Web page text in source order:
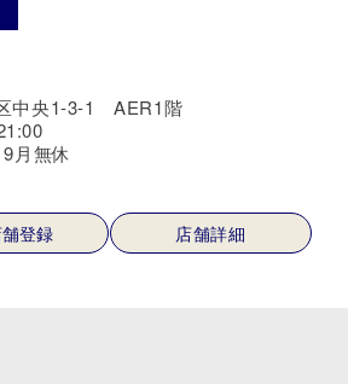
中央1-3-1 AER1階
月無休
登録 店舗詳細